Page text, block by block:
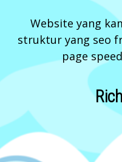
Website yang
struktur yang seo
page